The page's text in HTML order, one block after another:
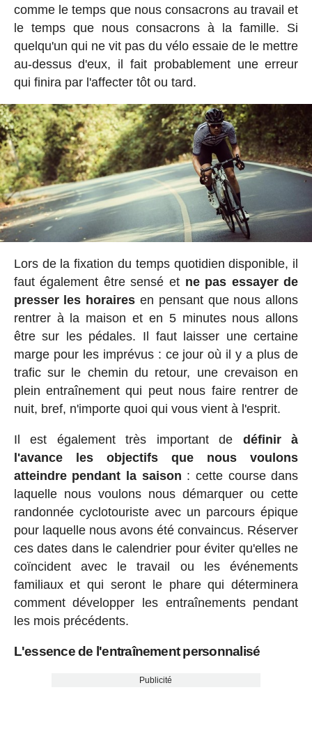
comme le temps que nous consacrons au travail et
le temps que nous consacrons à la famille. Si
quelqu'un qui ne vit pas du vélo essaie de le mettre
au-dessus d'eux, il fait probablement une erreur
qui finira par l'affecter tôt ou tard.
Lors de la fixation du temps quotidien disponible, il
faut également être sensé et ne pas essayer de
presser les horaires en pensant que nous allons
rentrer à la maison et en 5 minutes nous allons
être sur les pédales. Il faut laisser une certaine
marge pour les imprévus : ce jour où il y a plus de
trafic sur le chemin du retour, une crevaison en
plein entraînement qui peut nous faire rentrer de
nuit, bref, n'importe quoi qui vous vient à l'esprit.
Il est également très important de définir à
l'avance les objectifs que nous voulons
atteindre pendant la saison : cette course dans
laquelle nous voulons nous démarquer ou cette
randonnée cyclotouriste avec un parcours épique
pour laquelle nous avons été convaincus. Réserver
ces dates dans le calendrier pour éviter qu'elles ne
coïncident avec le travail ou les événements
familiaux et qui seront le phare qui déterminera
comment développer les entraînements pendant
les mois précédents.
L'essence de l'entraînement personnalisé
Publicité